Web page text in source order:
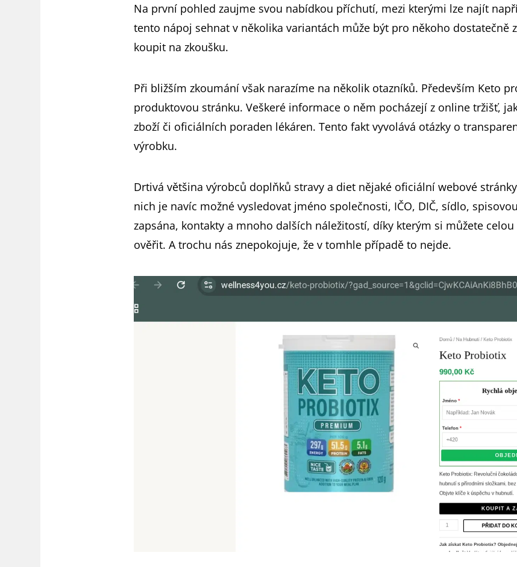
Na první pohled zaujme svou nabídkou příchutí, mezi kterými lze najít
tento nápoj sehnat v několika variantách může být pro někoho dostatečně
koupit na zkoušku.
Při bližším zkoumání však narazíme na několik otazníků. Především Keto
produktovou stránku. Veškeré informace o něm pocházejí z online tržišť,
zboží či oficiálních poraden lékáren. Tento fakt vyvolává otázky o
výrobku.
Drtivá většina výrobců doplňků stravy a diet nějaké oficiální webové
nich je navíc možné vysledovat jméno společnosti, IČO, DIČ, sídlo,
zapsána, kontakty a mnoho dalších náležitostí, díky kterým si můžete
ověřit. A trochu nás znepokojuje, že v tomhle případě to nejde.